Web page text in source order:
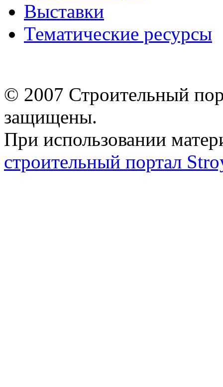
Выставки
Тематические ресурсы
© 2007 Строительный
защищены.
При использовании
строительный портал